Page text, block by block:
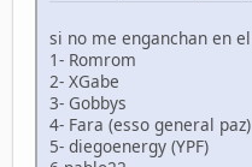
si no me enganchan en
1- Romrom
2- XGabe
3- Gobbys
4- Fara (esso general paz)
5- diegoenergy (YPF)